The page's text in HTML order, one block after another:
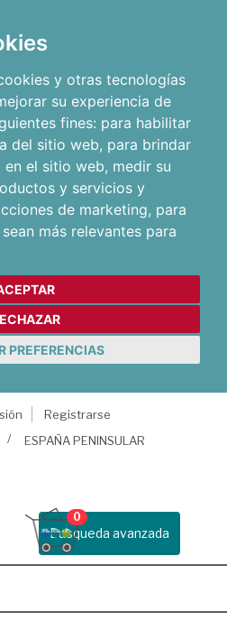
y otras tecnologías
su experiencia de
fines: para habilitar
del sitio web, para brindar
en el sitio web, medir su
y servicios y
de marketing, para
más relevantes para
PREFERENCIAS
Registrarse
ESPAÑA PENINSULAR
Busqueda avanzada
0